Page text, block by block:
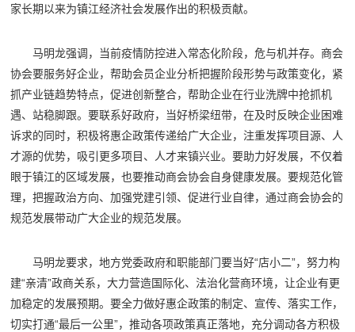
家长期以来为镇江经济社会发展作出的积极贡献。
马明龙强调，当前疫情防控进入常态化阶段，危与机并存。商会
协会要服务好企业，帮助会员企业分析把握阶段形势与政策变化，紧
抓产业链趋势特点，促进创新整合，帮助企业在行业洗牌中抢抓机
遇、站稳脚跟。要联系好政府，当好桥梁纽带，在及时反映企业困难
诉求的同时，积极将惠企政策传递给广大企业，注重发挥项目源、人
才源的优势，吸引更多项目、人才来镇兴业。要助力好发展，不仅着
眼于镇江的区域发展，也要推动商会协会自身健康发展。要规范化管
理，把握政治方向、加强党建引领、促进行业自律，通过商会协会的
规范发展带动广大企业的规范发展。
马明龙要求，地方党委政府和职能部门要当好“店小二”，努力构
建“亲清”政商关系，大力营造国际化、法治化营商环境，让企业有更
加稳定的发展预期。要全力做好惠企政策的制定、宣传、落实工作，
切实打通“最后一公里”，推动各项政策真正落地，充分调动各方积极